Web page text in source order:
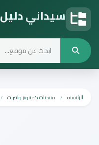
سيداني
الرئيسية منتديات كمبيوتر وانترنت